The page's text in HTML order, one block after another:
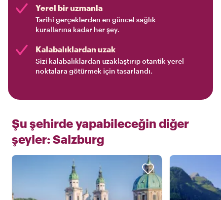
Yerel bir uzmanla
Tarihi gerçeklerden en güncel sağlık
kurallarına kadar her şey.
Kalabalıklardan uzak
Sizi kalabalıklardan uzaklaştırıp otantik yerel
noktalara götürmek için tasarlandı.
Şu şehirde yapabileceğin diğer
şeyler: Salzburg